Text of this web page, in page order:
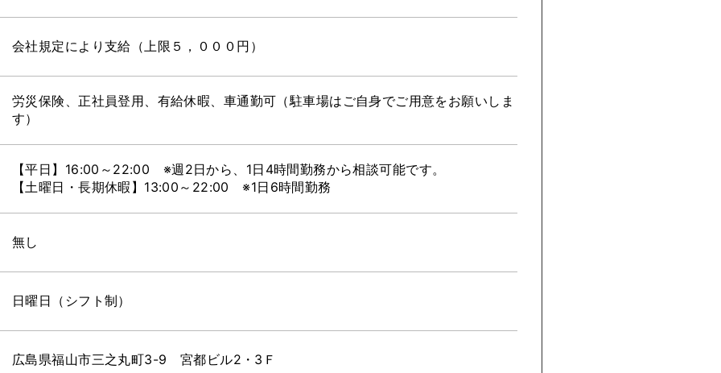
会社規定により支給（上限５，０００円）
労災保険、正社員登用、有給休暇、車通勤可（駐車場はご自身でご用意をお願いしま
す）
【平日】16:00～22:00 ※週2日から、1日4時間勤務から相談可能です。
【土曜日・長期休暇】13:00～22:00 ※1日6時間勤務
無し
日曜日（シフト制）
広島県福山市三之丸町3-9 宮都ビル2・3Ｆ